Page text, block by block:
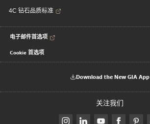
4C 钻石品质标准
电子邮件首选项
Cookie 首选项
Download the New GIA App
关注我们